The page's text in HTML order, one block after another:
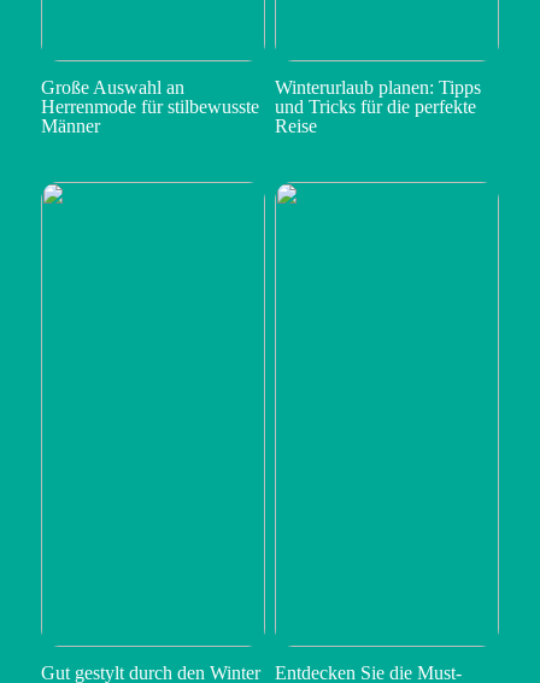
Große Auswahl an
Herrenmode für stilbewusste
Männer
Winterurlaub planen: Tipps
und Tricks für die perfekte
Reise
Gut gestylt durch den Winter
Entdecken Sie die Must-